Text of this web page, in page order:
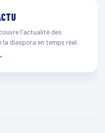
l'actualité des
la diaspora en temps réel.